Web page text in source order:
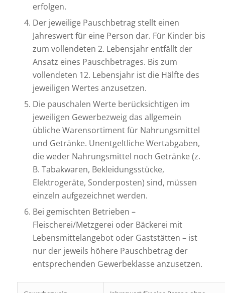
erfolgen.
Der jeweilige Pauschbetrag stellt einen
Jahreswert für eine Person dar. Für Kinder bis
zum vollendeten 2. Lebensjahr entfällt der
Ansatz eines Pauschbetrages. Bis zum
vollendeten 12. Lebensjahr ist die Hälfte des
jeweiligen Wertes anzusetzen.
Die pauschalen Werte berücksichtigen im
jeweiligen Gewerbezweig das allgemein
übliche Warensortiment für Nahrungsmittel
und Getränke. Unentgeltliche Wertabgaben,
die weder Nahrungsmittel noch Getränke (z.
B. Tabakwaren, Bekleidungsstücke,
Elektrogeräte, Sonderposten) sind, müssen
einzeln aufgezeichnet werden.
Bei gemischten Betrieben –
Fleischerei/Metzgerei oder Bäckerei mit
Lebensmittelangebot oder Gaststätten – ist
nur der jeweils höhere Pauschbetrag der
entsprechenden Gewerbeklasse anzusetzen.